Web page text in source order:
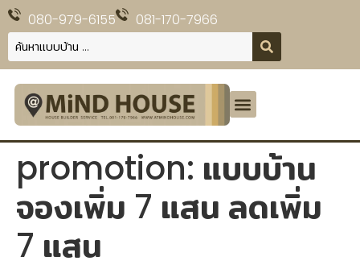
080-979-6155 081-170-7966
promotion: แบบบ้าน
จองเพิ่ม 7 แสน ลดเพิ่ม
7 แสน